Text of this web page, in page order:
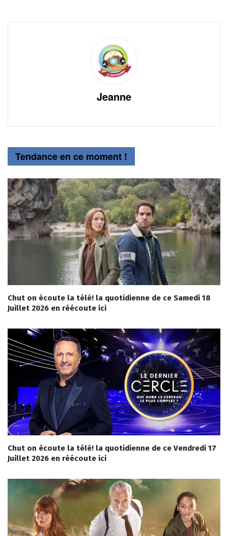
Jeanne
Tendance en ce moment !
Chut on écoute la télé! la quotidienne de ce Samedi 18
Juillet 2026 en réécoute ici
Chut on écoute la télé! la quotidienne de ce Vendredi 17
Juillet 2026 en réécoute ici